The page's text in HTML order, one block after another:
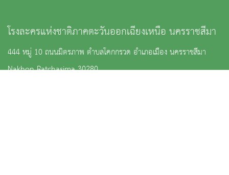
โรงละครแห่งชาติภาคตะวันออกเฉียงเหนือ นครราชสีมา
444 หมู่ 10 ถนนมิตรภาพ ตำบลโคกกรวด อำเภอเมือง นครราชสีมา
Nakhon Ratchasima 30280